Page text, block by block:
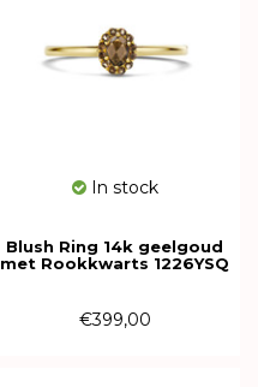
In stock
Blush Ring 14k geelgoud
met Rookkwarts 1226YSQ
€399,00